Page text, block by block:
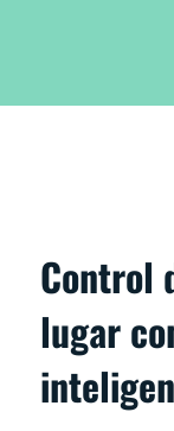
Control
lugar